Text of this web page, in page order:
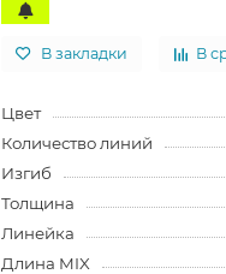
В закладки В
Цвет
Количество линий
Изгиб
Толщина
Линейка
Длина MIX